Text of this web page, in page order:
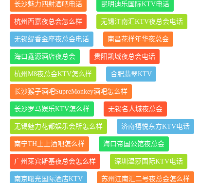
长沙魅力四射酒吧电话 昆明迪乐国际KTV电话
杭州西嘉夜总会怎么样 无锡江南汇KTV夜总会电话
无锡缇香金座夜总会电话 南昌花样年华夜总会
海口鑫源酒店夜总会 贵阳凯域夜总会电话
杭州M8夜总会KTV怎么样 合肥翡翠KTV
长沙猴子酒吧SupreMonkey酒吧怎么样
长沙罗马娱乐KTV怎么样 无锡名人城夜总会
无锡魅力花都娱乐会所怎么样 济南禧悦东方KTV电话
南宁TH上上酒吧怎么样 海口帝国公馆夜总会
广州莱宾斯基夜总会怎么样 深圳温莎国际KTV电话
南京曙光国际酒店KTV 苏州江南汇二号夜总会怎么样